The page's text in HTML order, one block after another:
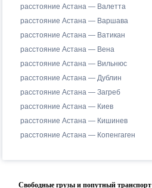
расстояние Астана — Валетта
расстояние Астана — Варшава
расстояние Астана — Ватикан
расстояние Астана — Вена
расстояние Астана — Вильнюс
расстояние Астана — Дублин
расстояние Астана — Загреб
расстояние Астана — Киев
расстояние Астана — Кишинев
расстояние Астана — Копенгаген
Свободные грузы и попутный транспорт